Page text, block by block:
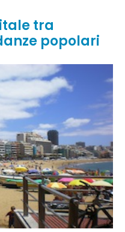
tra
popolari